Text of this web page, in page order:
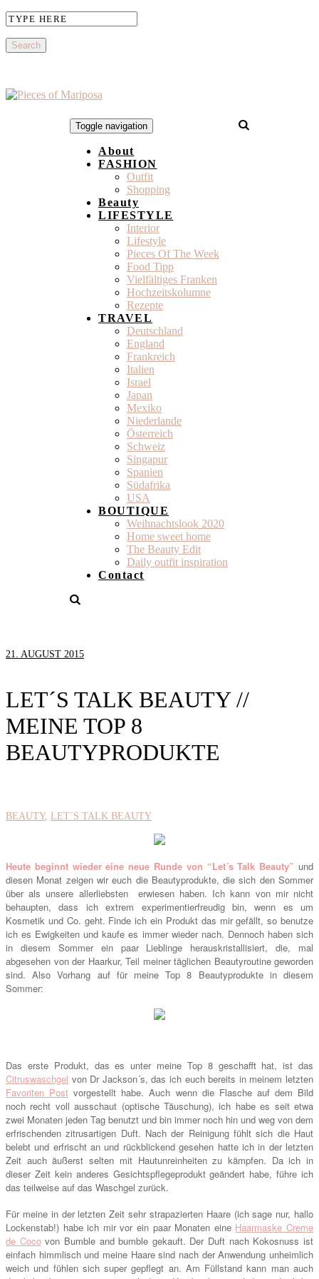
Toggle navigation
About
FASHION
Outfit
Shopping
Beauty
LIFESTYLE
Interior
Lifestyle
Pieces Of The Week
Food Tipp
Vielfältiges Franken
Hochzeitskolumne
Rezepte
TRAVEL
Deutschland
England
Frankreich
Italien
Israel
Japan
Mexiko
Niederlande
Österreich
Schweiz
Singapur
Spanien
Südafrika
USA
BOUTIQUE
Weihnachtslook 2020
Home sweet home
The Beauty Edit
Daily outfit inspiration
Contact
21. AUGUST 2015
LET´S TALK BEAUTY //
MEINE TOP 8
BEAUTYPRODUKTE
BEAUTY LET´S TALK BEAUTY
Heute beginnt wieder eine neue Runde von “Let´s Talk Beauty” und
diesen Monat zeigen wir euch die Beautyprodukte, die sich den Sommer
über als unsere allerliebsten erwiesen haben. Ich kann von mir nicht
behaupten, dass ich extrem experimentierfreudig bin, wenn es um
Kosmetik und Co. geht. Finde ich ein Produkt das mir gefällt, so benutze
ich es Ewigkeiten und kaufe es immer wieder nach. Dennoch haben sich
in diesem Sommer ein paar Lieblinge herauskristallisiert, die, mal
abgesehen von der Haarkur, Teil meiner täglichen Beautyroutine geworden
sind. Also Vorhang auf für meine Top 8 Beautyprodukte in diesem
Sommer:
Das erste Produkt, das es unter meine Top 8 geschafft hat, ist das
Citruswaschgel von Dr Jackson´s, das ich euch bereits in meinem letzten
Favoriten Post vorgestellt habe. Auch wenn die Flasche auf dem Bild
noch recht voll ausschaut (optische Täuschung), ich habe es seit etwa
zwei Monaten jeden Tag benutzt und bin immer noch hin und weg von dem
erfrischenden zitrusartigen Duft. Nach der Reinigung fühlt sich die Haut
belebt und erfrischt an und rückblickend gesehen hatte ich in der letzten
Zeit auch äußerst selten mit Hautunreinheiten zu kämpfen. Da ich in
dieser Zeit kein anderes Gesichtspflegeprodukt geändert habe, führe ich
das teilweise auf das Waschgel zurück.
Für meine in der letzten Zeit sehr strapazierten Haare (ich sage nur, hallo
Lockenstab!) habe ich mir vor ein paar Monaten eine Haarmaske Creme
de Cocovon Bumble and bumble gekauft. Der Duft nach Kokosnuss ist
einfach himmlisch und meine Haare sind nach der Anwendung unheimlich
weich und fühlen sich super gepflegt an. Am Füllstand kann man auch